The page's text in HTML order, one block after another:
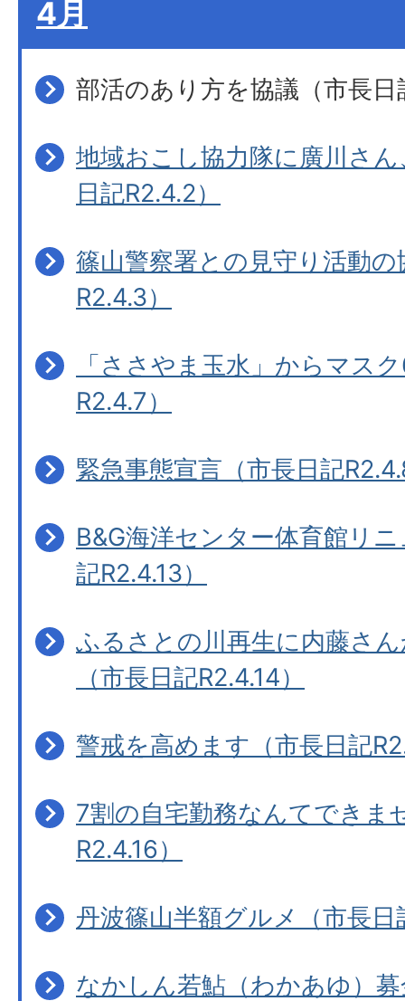
4月
部活のあり方を協議（市長日
地域おこし協力隊に廣川さ
日記R2.4.2）
篠山警察署との見守り活動
R2.4.3）
「ささやま玉水」からマス
R2.4.7）
緊急事態宣言（市長日記
B&G海洋センター体育館リ
記R2.4.13）
ふるさとの川再生に内藤さ
（市長日記R2.4.14）
警戒を高めます（市長日記
7割の自宅勤務なんてできま
R2.4.16）
丹波篠山半額グルメ（市長日
なかしん若鮎（わかあゆ）